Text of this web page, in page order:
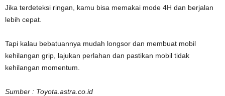
Jika terdeteksi ringan, kamu bisa memakai mode 4H dan berjalan
lebih cepat.
Tapi kalau bebatuannya mudah longsor dan membuat mobil
kehilangan grip, lajukan perlahan dan pastikan mobil tidak
kehilangan momentum.
Sumber : Toyota.astra.co.id